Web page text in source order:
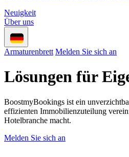
Neuigkeit
Über uns
Armaturenbrett Melden Sie sich an
Lösungen für
BoostmyBookings ist ein
effizienten Immobilienzuteilung
Hotelbranche macht.
Melden Sie sich an